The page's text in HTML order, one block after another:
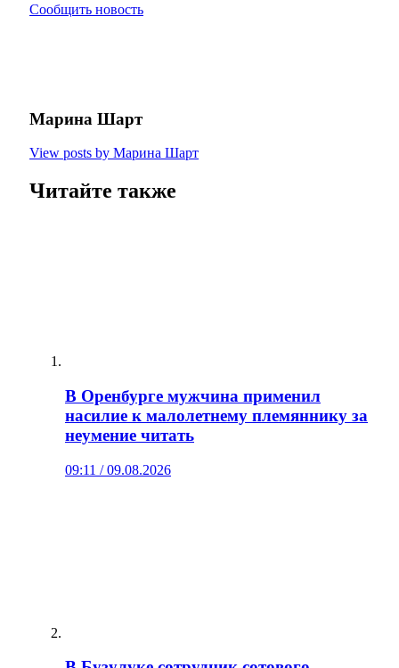
Сообщить новость
Марина Шарт
View posts by Марина Шарт
Читайте также
В Оренбурге мужчина применил
насилие к малолетнему племяннику за
неумение читать
09:11 / 09.08.2026